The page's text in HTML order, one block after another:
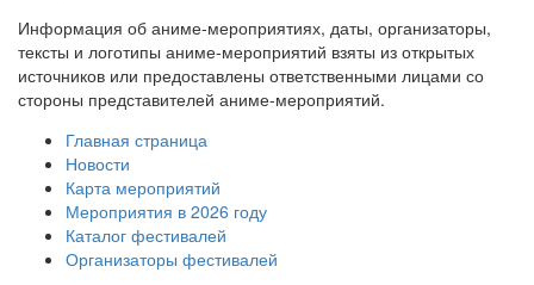
Информация об аниме-мероприятиях, даты, организаторы,
тексты и логотипы аниме-мероприятий взяты из открытых
источников или предоставлены ответственными лицами со
стороны представителей аниме-мероприятий.
Главная страница
Новости
Карта мероприятий
Мероприятия в 2026 году
Каталог фестивалей
Организаторы фестивалей